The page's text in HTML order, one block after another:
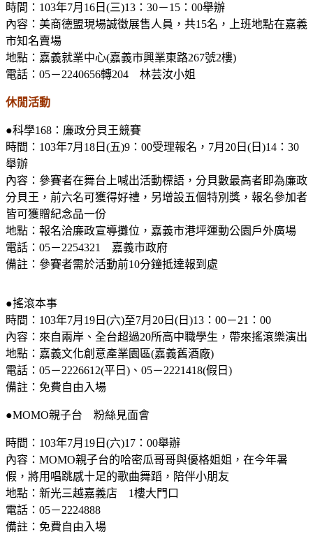
時間： 103年7月 16 日 (三)13 ： 30－15 ： 00舉辦
內容：美商德盟現場誠徵展售人員，共15名，上班地點在嘉義
市知名賣場
地點：嘉義就業中心(嘉義市興業東路267號2樓)
電話： 05－2240656轉204 林芸汝小姐
休閒活動
●科學168 ：廉政分貝王競賽
時間： 103年7月 18 日 (五)9 ： 00受理報名， 7月 20 日 ( 日 )14 ： 30
舉辦
內容：參賽者在舞台上喊出活動標語，分貝數最高者即為廉政
分貝王，前六名可獲得好禮，另增設五個特別獎，報名參加者
皆可獲贈紀念品一份
地點：報名洽廉政宣導攤位，嘉義市港坪運動公園戶外廣場
電話： 05－2254321
嘉義市政府
備註：參賽者需於活動前10分鐘抵達報到處
●搖滾本事
時間： 103年7月 19 日 (六)至7月 20 日 ( 日 )13 ： 00－21 ： 00
內容：來自兩岸、全台超過20所高中職學生，帶來搖滾樂演出
地點：嘉義文化創意產業園區(嘉義舊酒廠)
電話： 05－2226612(平日 ) 、 05－2221418(假日 )
備註：免費自由入場
●MOMO親子台 粉絲見面會
時間： 103年7月 19 日 (六)17 ： 00舉辦
內容： MOMO親子台的哈密瓜哥哥與優格姐姐，在今年暑
假，將用唱跳感十足的歌曲舞蹈，陪伴小朋友
地點：新光三越嘉義店 1樓大門口
電話： 05－2224888
備註：免費自由入場